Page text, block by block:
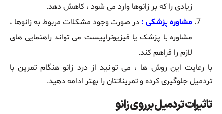
زیادی را که بر زانوها وارد می‌ شود ، کاهش دهد.
مشاوره پزشکی : در صورت وجود مشکلات مربوط به زانوها ،
مشاوره با پزشک یا فیزیوتراپیست می‌ تواند راهنمایی‌ های
لازم را فراهم کند.
با رعایت این روش ‌ها ، می‌ توانید از درد زانو هنگام تمرین با
تردمیل جلوگیری کرده و تمریناتتان را بهتر ادامه دهید.
تاثیرات تردمیل بر روی زانو